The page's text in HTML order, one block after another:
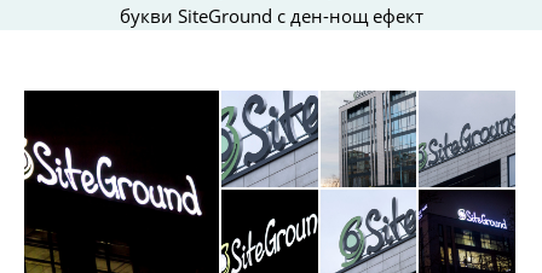
букви SiteGround с ден-нощ ефект